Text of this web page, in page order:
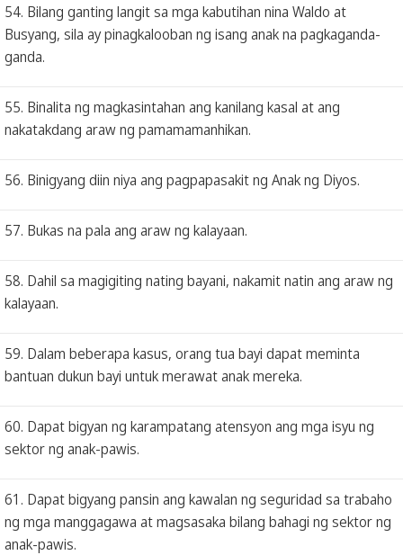
54. Bilang ganting langit sa mga kabutihan nina Waldo at
Busyang, sila ay pinagkalooban ng isang anak na pagkaganda-
ganda.
55. Binalita ng magkasintahan ang kanilang kasal at ang
nakatakdang araw ng pamamamanhikan.
56. Binigyang diin niya ang pagpapasakit ng Anak ng Diyos.
57. Bukas na pala ang araw ng kalayaan.
58. Dahil sa magigiting nating bayani, nakamit natin ang araw ng
kalayaan.
59. Dalam beberapa kasus, orang tua bayi dapat meminta
bantuan dukun bayi untuk merawat anak mereka.
60. Dapat bigyan ng karampatang atensyon ang mga isyu ng
sektor ng anak-pawis.
61. Dapat bigyang pansin ang kawalan ng seguridad sa trabaho
ng mga manggagawa at magsasaka bilang bahagi ng sektor ng
anak-pawis.